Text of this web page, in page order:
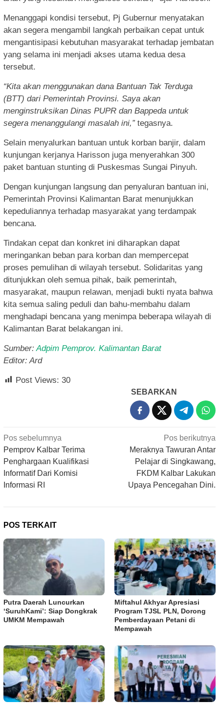
Menanggapi kondisi tersebut, Pj Gubernur menyatakan
akan segera mengambil langkah perbaikan cepat untuk
mengantisipasi kebutuhan masyarakat terhadap jembatan
yang selama ini menjadi akses utama kedua desa
tersebut.
“Kita akan menggunakan dana Bantuan Tak Terduga
(BTT) dari Pemerintah Provinsi. Saya akan
menginstruksikan Dinas PUPR dan Bappeda untuk
segera menanggulangi masalah ini,”tegasnya.
Selain menyalurkan bantuan untuk korban banjir, dalam
kunjungan kerjanya Harisson juga menyerahkan 300
paket bantuan stunting di Puskesmas Sungai Pinyuh.
Dengan kunjungan langsung dan penyaluran bantuan ini,
Pemerintah Provinsi Kalimantan Barat menunjukkan
kepeduliannya terhadap masyarakat yang terdampak
bencana.
Tindakan cepat dan konkret ini diharapkan dapat
meringankan beban para korban dan mempercepat
proses pemulihan di wilayah tersebut. Solidaritas yang
ditunjukkan oleh semua pihak, baik pemerintah,
masyarakat, maupun relawan, menjadi bukti nyata bahwa
kita semua saling peduli dan bahu-membahu dalam
menghadapi bencana yang menimpa beberapa wilayah di
Kalimantan Barat belakangan ini.
Sumber:Adpim Pemprov. Kalimantan Barat
Editor: Ard
Post Views: 30
SEBARKAN
Navigasi
pos
Pos sebelumnya
Pemprov Kalbar Terima
Penghargaan Kualifikasi
Informatif Dari Komisi
Informasi RI
Pos berikutnya
Meraknya Tawuran Antar
Pelajar di Singkawang,
FKDM Kalbar Lakukan
Upaya Pencegahan Dini.
POS TERKAIT
Putra Daerah Luncurkan
‘SuruhKami’: Siap Dongkrak
UMKM Mempawah
Miftahul Akhyar Apresiasi
Program TJSL PLN, Dorong
Pemberdayaan Petani di
Mempawah